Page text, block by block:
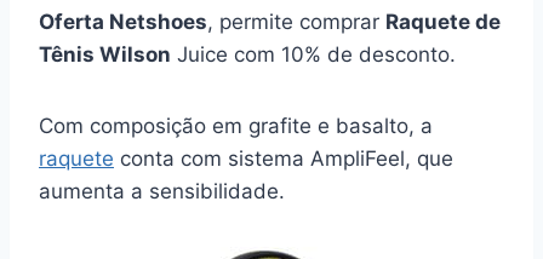
Oferta Netshoes, permite comprar Raquete de
Tênis Wilson Juice com 10% de desconto.
Com composição em grafite e basalto, a
raquete conta com sistema AmpliFeel, que
aumenta a sensibilidade.